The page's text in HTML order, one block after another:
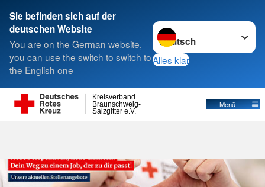
Sie befinden sich auf der
deutschen Website
You are on the German website,
you can use the switch to switch to
the English one
Sprache wechseln zu
Alles klar
Salzgitter e.V.
Braunschweig-
Kreisverband
Menü
Suche
Stellenangebote